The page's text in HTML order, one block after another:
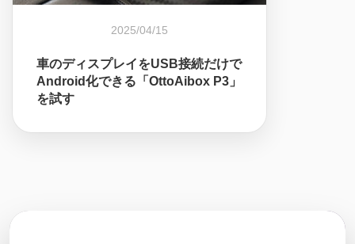
2025/04/15
車のディスプレイをUSB接続だけで
Android化できる「OttoAibox P3」
を試す